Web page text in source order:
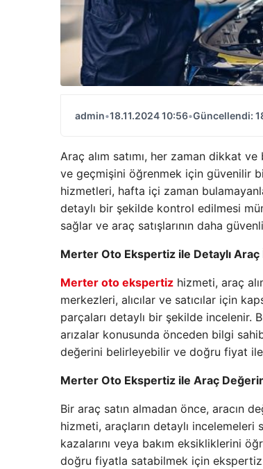
admin•18.11.2024 10:56•Güncellendi:
Araç alım satımı, her zaman dikkat
ve geçmişini öğrenmek için güvenilir
hizmetleri, hafta içi zaman
detaylı bir şekilde kontrol edilmesi
sağlar ve araç satışlarının daha
Merter Oto Ekspertiz ile Detaylı
Merter oto ekspertiz hizmeti, araç
merkezleri, alıcılar ve satıcılar için
parçaları detaylı bir şekilde incelenir.
arızalar konusunda önceden bilgi
değerini belirleyebilir ve doğru fiyat ile
Merter Oto Ekspertiz ile Araç
Bir araç satın almadan önce, aracın
hizmeti, araçların detaylı incelemeleri
kazalarını veya bakım eksikliklerini
doğru fiyatla satabilmek için